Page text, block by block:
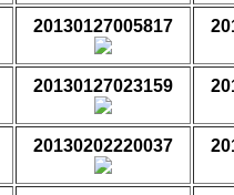
20130127005817
20130127023159
20130202220037